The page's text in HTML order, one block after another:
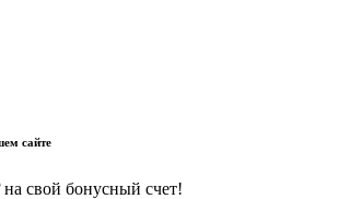
сайте
на свой бонусный счет!